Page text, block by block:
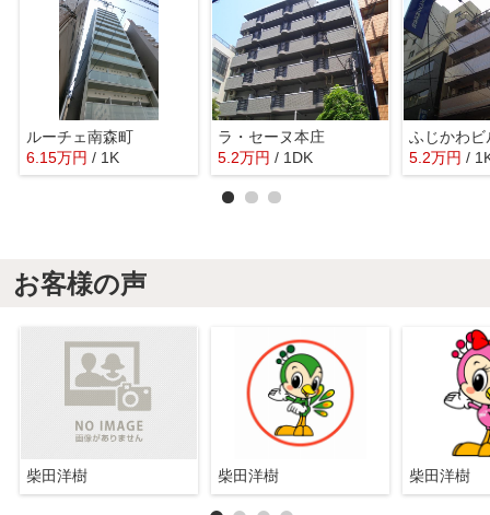
ルーチェ南森町
6.15万円 / 1K
ラ・セーヌ本庄
5.2万円 / 1DK
ふじかわビ
5.2万円 /
お客様の声
柴田洋樹 柴田洋樹 柴田洋樹